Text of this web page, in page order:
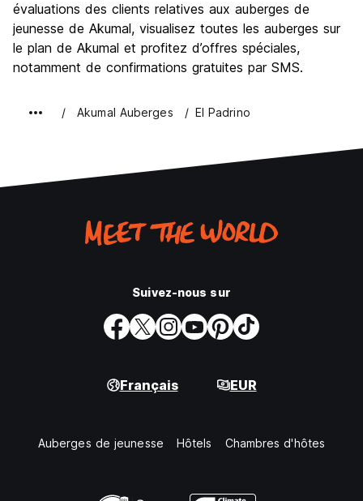
Sortir le soir / faire la fête
Bonnes affaires
10.0
évaluations des clients relatives aux auberges de
jeunesse de Akumal, visualisez toutes les auberges sur
le plan de Akumal et profitez d’offres spéciales,
notamment de confirmations gratuites par SMS.
Akumal Auberges El Padrino
Suivez-nous sur
Français EUR
Auberges de jeunesse Hôtels Chambres d'hôtes